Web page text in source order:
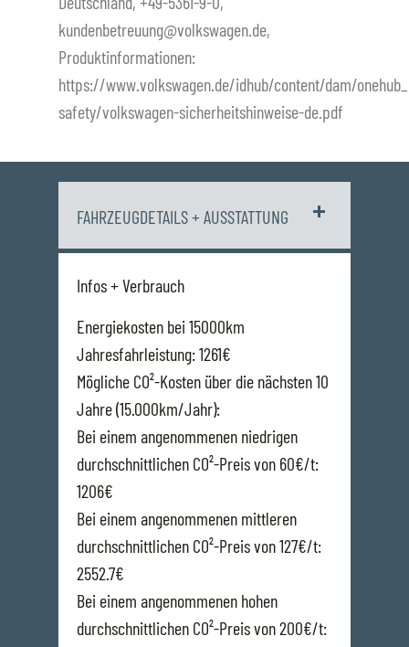
kundenbetreuung@volkswagen.de,
Produktinformationen:
https://www.volkswagen.de/idhub/content/dam/
safety/volkswagen-sicherheitshinweise-de.pdf
FAHRZEUGDETAILS + AUSSTATTUNG
Infos + Verbrauch
Energiekosten bei 15000km
Jahresfahrleistung: 1261€
Mögliche CO²-Kosten über die nächsten 10
Jahre (15.000km/Jahr):
Bei einem angenommenen niedrigen
durchschnittlichen CO²-Preis von 60€/t:
1206€
Bei einem angenommenen mittleren
durchschnittlichen CO²-Preis von 127€/t:
2552.7€
Bei einem angenommenen hohen
durchschnittlichen CO²-Preis von 200€/t: